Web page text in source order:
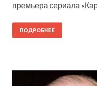
премьера сериала
ПОДРОБНЕЕ